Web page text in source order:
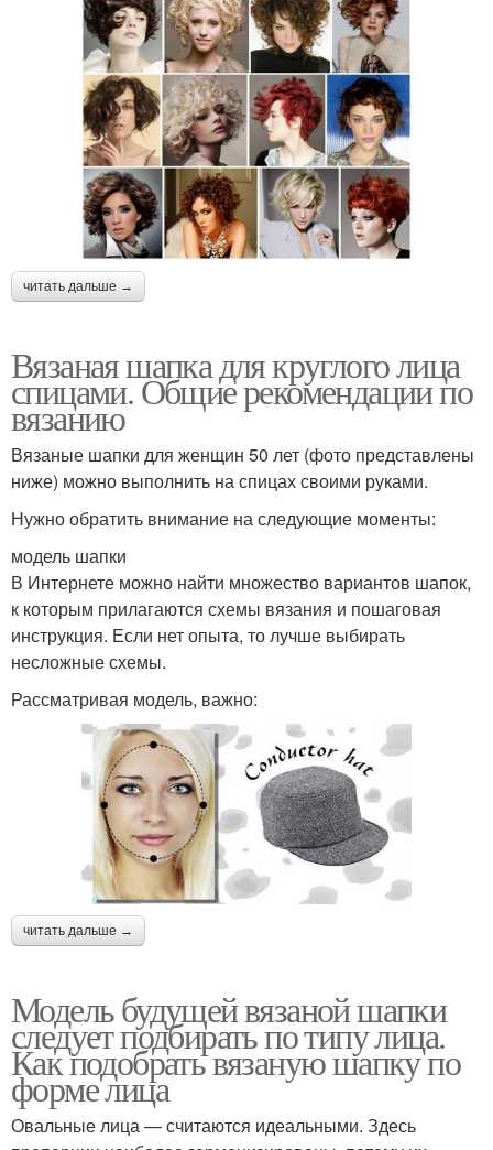
читать дальше →
Вязаная шапка для круглого лица
спицами. Общие рекомендации по
вязанию
Вязаные шапки для женщин 50 лет (фото представлены
ниже) можно выполнить на спицах своими руками.
Нужно обратить внимание на следующие моменты:
модель шапки
В Интернете можно найти множество вариантов шапок,
к которым прилагаются схемы вязания и пошаговая
инструкция. Если нет опыта, то лучше выбирать
несложные схемы.
Рассматривая модель, важно:
читать дальше →
Модель будущей вязаной шапки
следует подбирать по типу лица.
Как подобрать вязаную шапку по
форме лица
Овальные лица — считаются идеальными. Здесь